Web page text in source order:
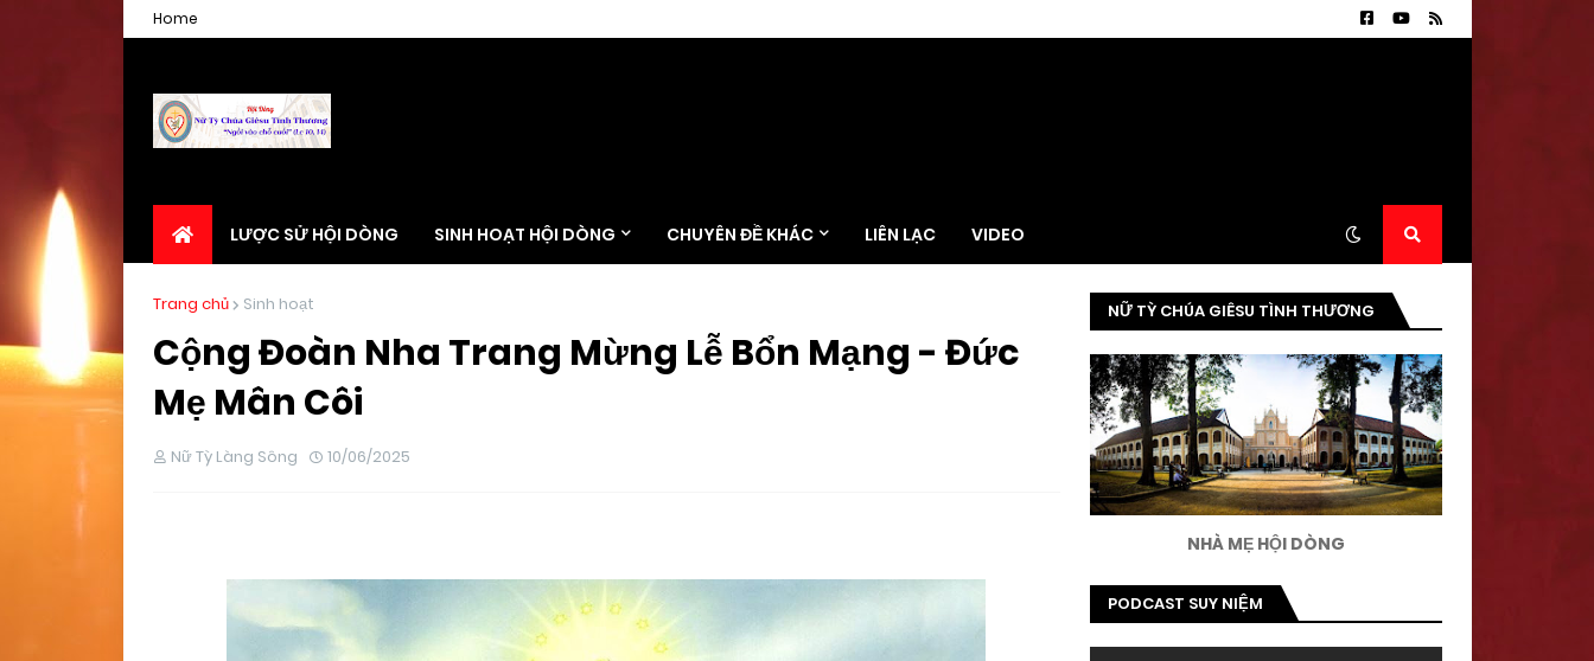
Home
LƯỢC SỬ HỘI DÒNG SINH HOẠT HỘI DÒNG CHUYÊN ĐỀ KHÁC LIÊN LẠC VIDEO
Trang chủ Sinh hoạt
Cộng Đoàn Nha Trang Mừng Lễ Bổn Mạng - Đức
Mẹ Mân Côi
Nữ Tỳ Làng Sông 10/06/2025
NỮ TỲ CHÚA GIÊSU TÌNH THƯƠNG
NHÀ MẸ HỘI DÒNG
PODCAST SUY NIỆM